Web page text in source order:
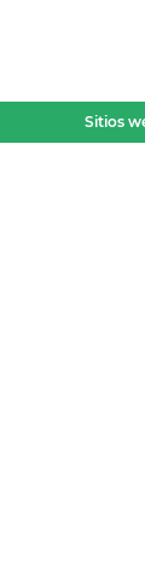
Sitios